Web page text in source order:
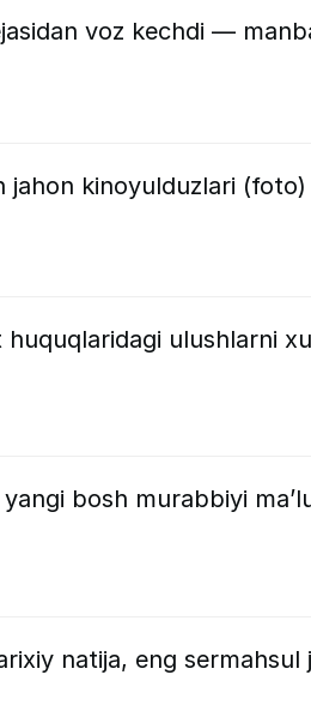
voz kechdi —
jahon kinoyulduzlari (foto)
ulushlarni
bosh murabbiyi
natija, eng sermahsul